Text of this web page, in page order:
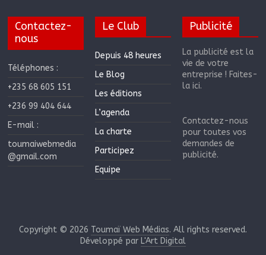
Contactez-
nous
Téléphones :
+235 68 605 151
+236 99 404 644
E-mail :
toumaiwebmedia
@gmail.com
Le Club
Depuis 48 heures
Le Blog
Les éditions
L’agenda
La charte
Participez
Equipe
Publicité
La publicité est la
vie de votre
entreprise ! Faites-
la ici.
Contactez-nous
pour toutes vos
demandes de
publicité.
Copyright © 2026 Toumaï Web Médias. All rights reserved.
Développé par L'Art Digital